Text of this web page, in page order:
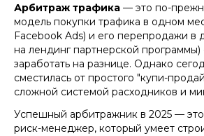
Арбитраж трафика — это по-
модель покупки трафика в одном
Facebook Ads) и его перепродажи в
на лендинг партнерской программы)
заработать на разнице. Однако
сместилась от простого "купи-
сложной системой расходников и
Успешный арбитражник в 2025 —
риск-менеджер, который умеет